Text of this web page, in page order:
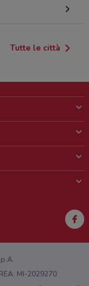
Tutte le città
MI-2029270